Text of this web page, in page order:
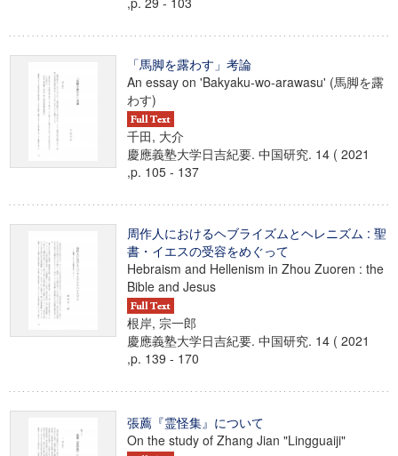
「馬脚を露わす」考論
An essay on 'Bakyaku-wo-arawasu' (馬脚を露
わす)
千田, 大介
慶應義塾大学日吉紀要. 中国研究. 14 ( 2021
,p. 105 - 137
周作人におけるヘブライズムとヘレニズム : 聖
書・イエスの受容をめぐって
Hebraism and Hellenism in Zhou Zuoren : the
Bible and Jesus
根岸, 宗一郎
慶應義塾大学日吉紀要. 中国研究. 14 ( 2021
,p. 139 - 170
張薦『霊怪集』について
On the study of Zhang Jian "Lingguaiji"